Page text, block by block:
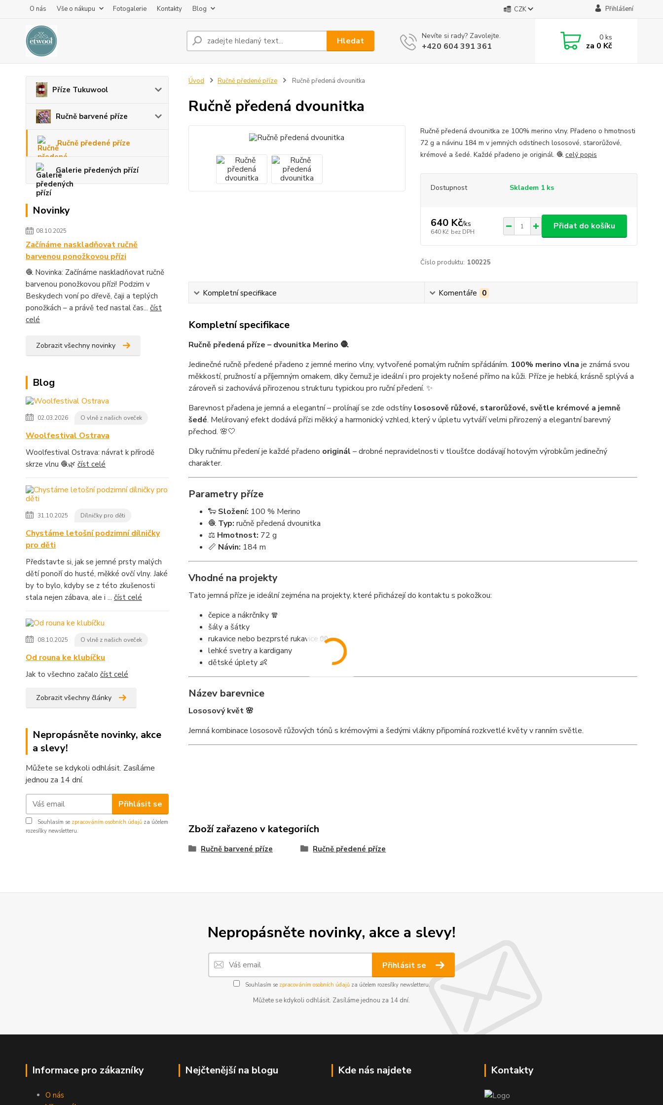
O nás Vše o nákupu Fotogalerie Kontakty Blog CZK Přihlášení
Hledat Nevíte si rady? Zavolejte.
+420 604 391 361
0ks
za 0 Kč
Příze Tukuwool
Ručně barvené příze
Ručně předené příze
Galerie předených přízí
Novinky
08.10.2025
Začínáme naskladňovat ručně
barvenou ponožkovou přízi
🧶 Novinka: Začínáme naskladňovat ručně
barvenou ponožkovou přízi! Podzim v
Beskydech voní po dřevě, čaji a teplých
ponožkách – a právě teď nastal čas... číst
celé
Zobrazit všechny novinky
Blog
02.03.2026 O vlně z našich oveček
Woolfestival Ostrava
Woolfestival Ostrava: návrat k přírodě
skrze vlnu 🧶🌿 číst celé
31.10.2025 Dílničky pro děti
Chystáme letošní podzimní dílničky
pro děti
Představte si, jak se jemné prsty malých
dětí ponoří do husté, měkké ovčí vlny. Jaké
by to bylo, kdyby se z této zkušenosti
stala nejen zábava, ale i ... číst celé
08.10.2025 O vlně z našich oveček
Od rouna ke klubíčku
Jak to všechno začalo číst celé
Zobrazit všechny články
Nepropásněte novinky, akce
a slevy!
Můžete se kdykoli odhlásit. Zasíláme
jednou za 14 dní.
Přihlásit se
Souhlasím se zpracováním osobních údajů za účelem
rozesílky newsletteru.
Úvod Ručně předené příze Ručně předená dvounitka
Ručně předená dvounitka
Ručně předená dvounitka ze 100% merino vlny. Přadeno o hmotnosti
72 g a návinu 184 m v jemných odstínech lososové, starorůžové,
krémové a šedé. Každé přadeno je originál. 🧶 celý popis
Dostupnost Skladem 1 ks
640 Kč/ks
640 Kč bez DPH
Přidat do košíku
Číslo produktu: 100225
Kompletní specifikace Komentáře 0
Kompletní specifikace
Ručně předená příze – dvounitka Merino 🧶
Jedinečné ručně předené přadeno z jemné merino vlny, vytvořené pomalým ručním spřádáním. 100% merino vlna je známá svou
měkkostí, pružností a příjemným omakem, díky čemuž je ideální i pro projekty nošené přímo na kůži. Příze je hebká, krásně splývá a
zároveň si zachovává přirozenou strukturu typickou pro ruční předení. ✨
Barevnost přadena je jemná a elegantní – prolínají se zde odstíny lososově růžové, starorůžové, světle krémové a jemně
šedé. Melírovaný efekt dodává přízi měkký a harmonický vzhled, který v úpletu vytváří velmi přirozený a elegantní barevný
přechod. 🌸🤍
Díky ručnímu předení je každé přadeno originál – drobné nepravidelnosti v tloušťce dodávají hotovým výrobkům jedinečný
charakter.
Parametry příze
🐑 Složení: 100 % Merino
🧶 Typ: ručně předená dvounitka
⚖️ Hmotnost: 72 g
📏 Návin: 184 m
Vhodné na projekty
Tato jemná příze je ideální zejména na projekty, které přicházejí do kontaktu s pokožkou:
čepice a nákrčníky 🧣
šály a šátky
rukavice nebo bezprsté rukavice 🧤
lehké svetry a kardigany
dětské úplety 👶
Název barevnice
Lososový květ 🌸
Jemná kombinace lososově růžových tónů s krémovými a šedými vlákny připomíná rozkvetlé květy v ranním světle.
Zboží zařazeno v kategoriích
Ručně barvené příze Ručně předené příze
Nepropásněte novinky, akce a slevy!
Přihlásit se
Souhlasím se zpracováním osobních údajůza účelem rozesílky newsletteru.
Můžete se kdykoli odhlásit. Zasíláme jednou za 14 dní.
Informace pro zákazníky
O nás
Nejčtenější na blogu Kde nás najdete Kontakty